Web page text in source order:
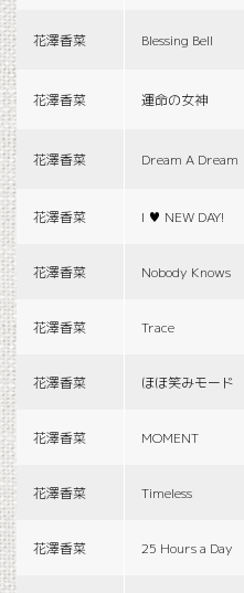
花澤香菜 Blessing Bell
花澤香菜 運命の女神
花澤香菜 Dream A Dream
花澤香菜 I ♥ NEW DAY!
花澤香菜 Nobody Knows
花澤香菜 Trace
花澤香菜 ほほ笑みモード
花澤香菜 MOMENT
花澤香菜 Timeless
花澤香菜 25 Hours a Day